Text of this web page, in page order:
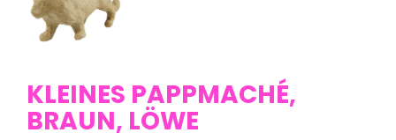
KLEINES PAPPMACHÉ,
BRAUN, LÖWE